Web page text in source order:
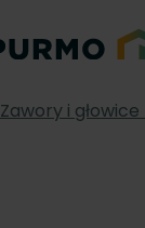
Zawory i